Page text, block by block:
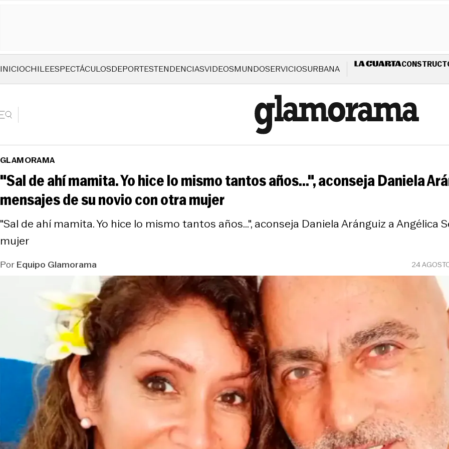
INICIOCHILEESPECTÁCULOSDEPORTESTENDENCIASVIDEOSMUNDOSERVICIOSURBANA
GLAMORAMA
"Sal de ahí mamita. Yo hice lo mismo tantos años...", aconseja Daniela
mensajes de su novio con otra mujer
"Sal de ahí mamita. Yo hice lo mismo tantos años...", aconseja Daniela Aránguiz a
mujer
PorEquipo Glamorama 24